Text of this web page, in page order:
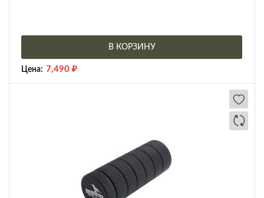
В КОРЗИНУ
Цена: 7,490 ₽